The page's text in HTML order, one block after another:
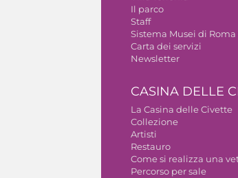
Il parco
Staff
Sistema Musei di
Carta dei servizi
Newsletter
CASINA DELLE
La Casina delle Civette
Collezione
Artisti
Restauro
Come si realizza una
Percorso per sale